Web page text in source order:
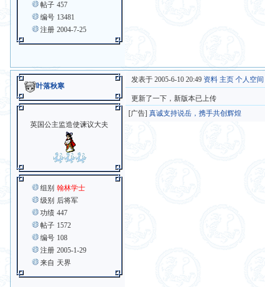
帖子 457
编号 13481
注册 2004-7-25
叶落秋寒
英国公主监造使谏议大夫
组别 翰林学士
级别 后将军
功绩 447
帖子 1572
编号 108
注册 2005-1-29
来自 天界
发表于 2005-6-10 20:49 资料 主页 个人空间
更新了一下，新版本已上传
[广告]真诚支持说岳，携手共创辉煌